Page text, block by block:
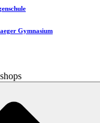
Gymnasium